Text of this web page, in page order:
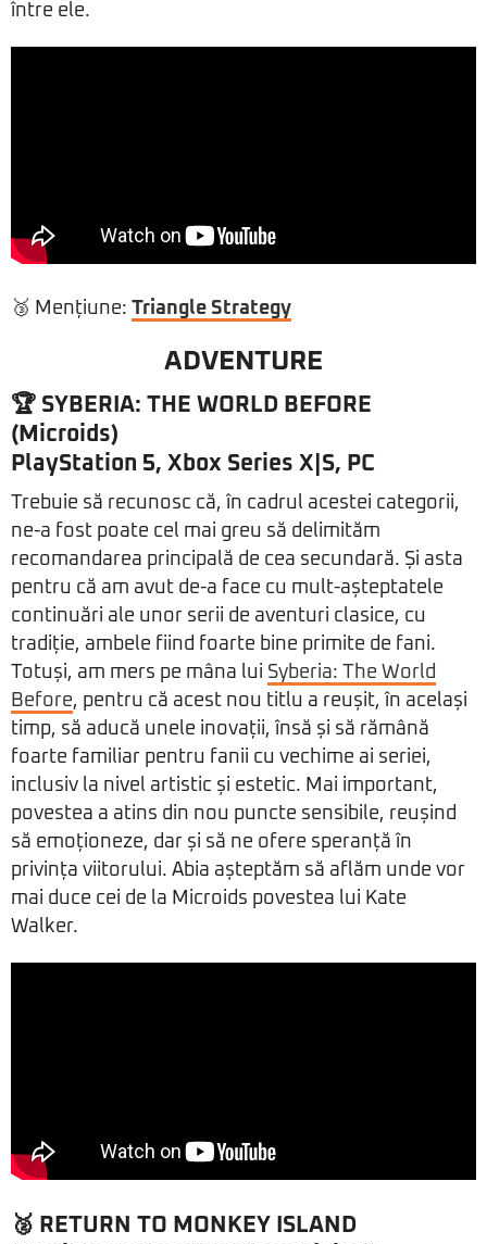
între ele.
🥉 Mențiune: Triangle Strategy
ADVENTURE
🏆 SYBERIA: THE WORLD BEFORE
(Microids)
PlayStation 5, Xbox Series X|S, PC
Trebuie să recunosc că, în cadrul acestei categorii,
ne-a fost poate cel mai greu să delimităm
recomandarea principală de cea secundară. Și asta
pentru că am avut de-a face cu mult-așteptatele
continuări ale unor serii de aventuri clasice, cu
tradiție, ambele fiind foarte bine primite de fani.
Totuși, am mers pe mâna lui Syberia: The World
Before, pentru că acest nou titlu a reușit, în același
timp, să aducă unele inovații, însă și să rămână
foarte familiar pentru fanii cu vechime ai seriei,
inclusiv la nivel artistic și estetic. Mai important,
povestea a atins din nou puncte sensibile, reușind
să emoționeze, dar și să ne ofere speranță în
privința viitorului. Abia așteptăm să aflăm unde vor
mai duce cei de la Microids povestea lui Kate
Walker.
🥈 RETURN TO MONKEY ISLAND